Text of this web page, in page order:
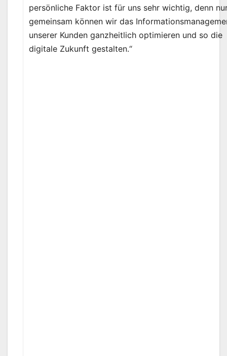
persönliche Faktor ist für uns sehr wichtig, denn
gemeinsam können wir das
unserer Kunden ganzheitlich optimieren und so die
digitale Zukunft gestalten.“